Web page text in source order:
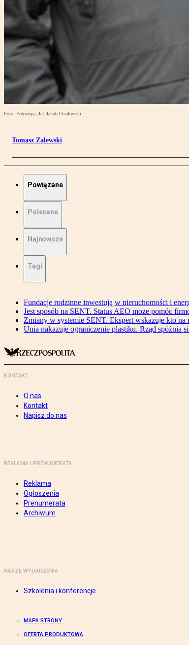
Foto: Fotorzepa, Jak Jakub Ostałowski
Tomasz Zalewski
Powiązane
Polecane
Najnowsze
Tagi
Fundacje rodzinne inwestują w nieruchomości i
Jest sposób na SENT. Status AEO może pomóc
Zmiany w systemie SENT. Ekspert wskazuje kto na
Unia nakazuje ograniczenie plastiku. Rząd spóźnia
KONTAKT
O nas
Kontakt
Napisz do nas
REKLAMA I PRENUMERATA
Reklama
Ogłoszenia
Prenumerata
Archiwum
NASZE WYDARZENIA
Szkolenia i konferencje
MAPA STRONY
OFERTA PRODUKTOWA